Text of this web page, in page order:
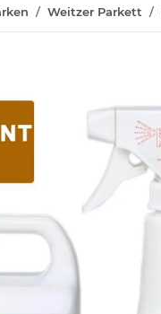
Weitzer Parkett